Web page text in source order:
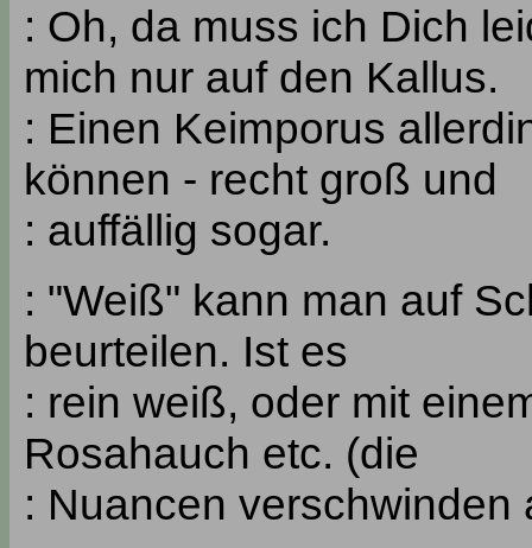
: Oh, da muss ich Dich
mich nur auf den Kallus.
: Einen Keimporus
können - recht groß und
: auffällig sogar.
: "Weiß" kann man auf
beurteilen. Ist es
: rein weiß, oder mit
Rosahauch etc. (die
: Nuancen